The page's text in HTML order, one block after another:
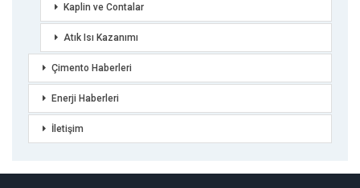
Kaplin ve Contalar
Atık Isı Kazanımı
Çimento Haberleri
Enerji Haberleri
İletişim